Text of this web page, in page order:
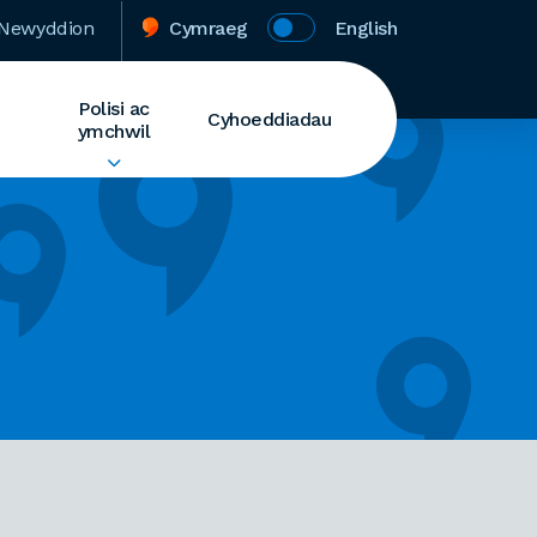
Cymraeg English
Polisi ac
ymchwil
Cyhoeddiadau